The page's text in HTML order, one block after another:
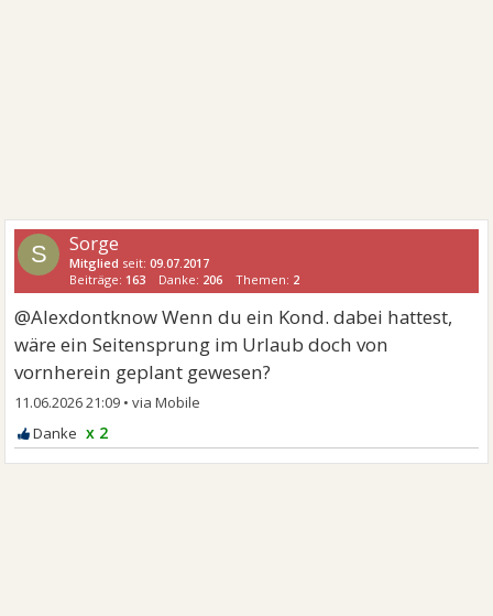
S Sorge
Mitglied seit:09.07.2017
Beiträge: 163 Danke: 206 Themen: 2
@Alexdontknow Wenn du ein Kond. dabei hattest,
wäre ein Seitensprung im Urlaub doch von
vornherein geplant gewesen?
11.06.2026 21:09 •
x 2